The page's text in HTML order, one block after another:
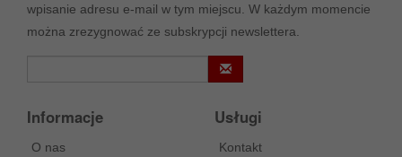
wpisanie adresu e-mail w tym miejscu. W każdym momencie
można zrezygnować ze subskrypcji newslettera.
Informacje
O nas
Usługi
Kontakt